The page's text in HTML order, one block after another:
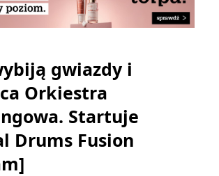
gwiazdy i
Orkiestra
Startuje
Drums Fusion